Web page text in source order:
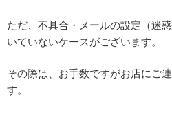
ただ、不具合・メールの設定（迷
いていないケースがございます。
その際は、お手数ですがお店にご
す。